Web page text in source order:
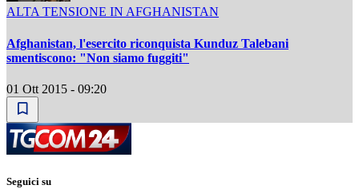
ALTA TENSIONE IN AFGHANISTAN
Afghanistan, l'esercito riconquista Kunduz Talebani
smentiscono: "Non siamo fuggiti"
01 Ott 2015 - 09:20
Seguici su